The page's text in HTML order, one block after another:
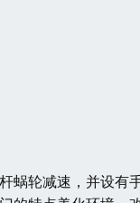
蜗轮减速，并设有